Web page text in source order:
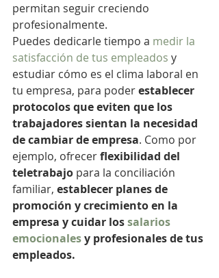
permitan seguir creciendo
profesionalmente.
Puedes dedicarle tiempo a medir la
satisfacción de tus empleados y
estudiar cómo es el clima laboral en
tu empresa, para poder establecer
protocolos que eviten que los
trabajadores sientan la necesidad
de cambiar de empresa. Como por
ejemplo, ofrecer flexibilidad del
teletrabajo para la conciliación
familiar, establecer planes de
promoción y crecimiento en la
empresa y cuidar los salarios
emocionales y profesionales de tus
empleados.